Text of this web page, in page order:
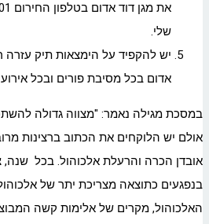
שלי.
יש להקפיד על הימצאות תיק עזרה
אדום בכל מסיבת פורים ובכל אירוע
במסכת מגילה נאמר: "מצווה גדולה
אולם יש הלוקחים את הכתוב ברצינות
אובדן הכרה והרעלת אלכוהול. בכל שנה,
בנפגעים כתוצאה מצריכת יתר של
האלכוהול, מקרים של אלימות קשה